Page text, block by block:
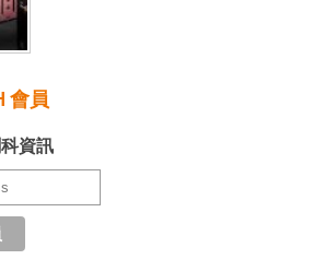
會員
資訊